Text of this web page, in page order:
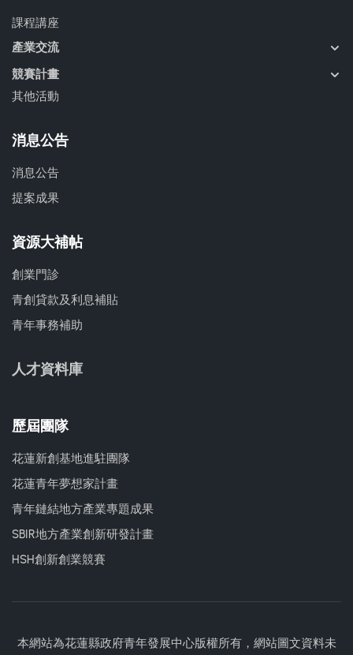
課程講座
產業交流
競賽計畫
其他活動
消息公告
消息公告
提案成果
資源大補帖
創業門診
青創貸款及利息補貼
青年事務補助
人才資料庫
歷屆團隊
花蓮新創基地進駐團隊
花蓮青年夢想家計畫
青年鏈結地方產業專題成果
SBIR地方產業創新研發計畫
HSH創新創業競賽
本網站為花蓮縣政府青年發展中心版權所有，網站圖文資料未